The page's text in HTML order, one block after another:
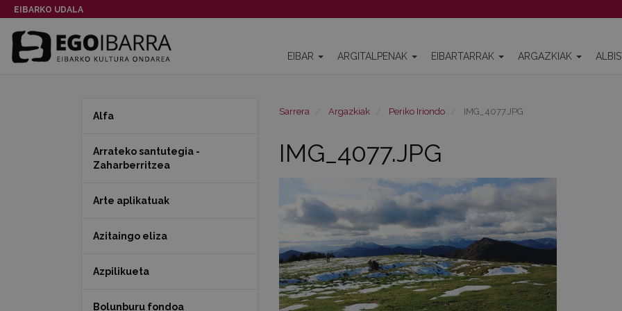
EIBARKO UDALA
EIBAR ARGITALPENAK EIBARTARRAK ARGAZKIAK
Sarrera Argazkiak Periko Iriondo IMG_4077.JPG
IMG_4077.JPG
Alfa
Arrateko santutegia -
Zaharberritzea
Arte aplikatuak
Azitaingo eliza
Azpilikueta
Bolunburu fondoa